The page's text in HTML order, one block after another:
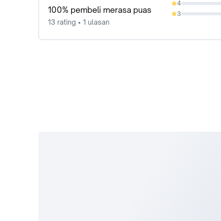
100% pembeli merasa puas
13 rating • 1 ulasan
4
0%
3
0%